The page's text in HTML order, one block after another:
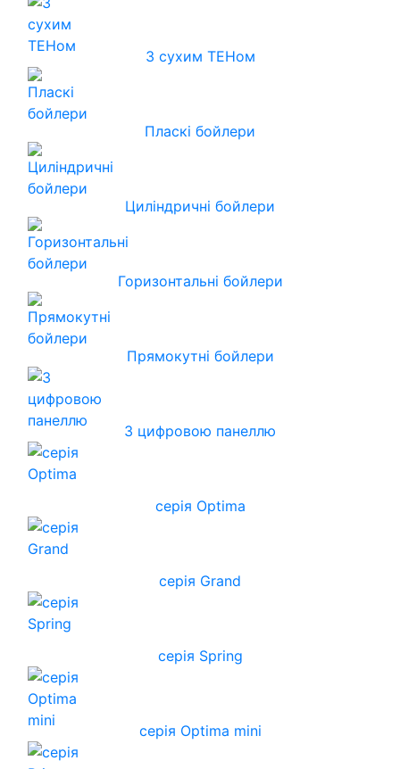
З сухим ТЕНом
Пласкі бойлери
Циліндричні бойлери
Горизонтальні бойлери
Прямокутні бойлери
З цифровою панеллю
серія Optima
серія Grand
серія Spring
серія Optima mini